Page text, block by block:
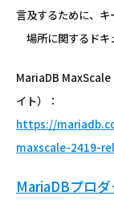
言及するために、
場所に関するドキ
MariaDB MaxScale
イト）：
https://
maxscale-2419-
MariaDBプロ